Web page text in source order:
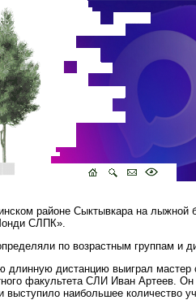
районе Сыктывкара на
СЛПК».
по возрастным группам и
длинную дистанцию выиграл мастер
факультета СЛИ Иван Артеев.
выступило наибольшее количество